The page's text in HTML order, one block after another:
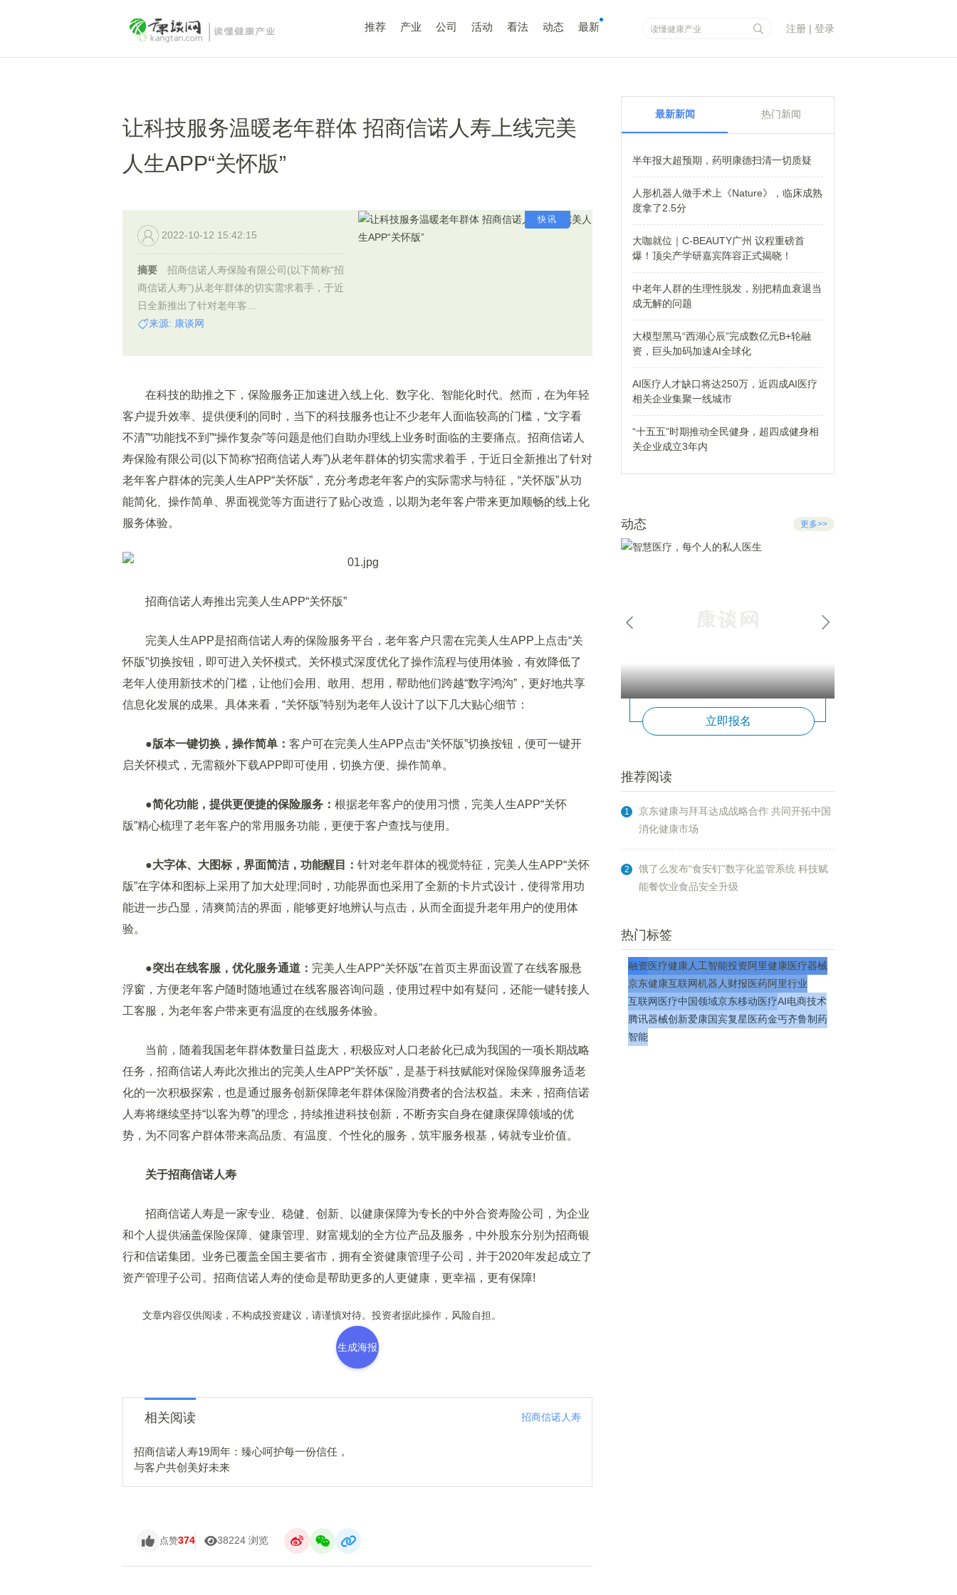
推荐 产业 公司 活动 看法 动态 最新 注册 | 登录
让科技服务温暖老年群体 招商信诺人寿上线完美
人生APP“关怀版”
快讯
2022-10-12 15:42:15
摘要
招商信诺人寿保险有限公司(以下简称“招
商信诺人寿”)从老年群体的切实需求着手，于近
日全新推出了针对老年客...
来源: 康谈网
在科技的助推之下，保险服务正加速进入线上化、数字化、智能化时代。然而，在为年轻
客户提升效率、提供便利的同时，当下的科技服务也让不少老年人面临较高的门槛，“文字看
不清”“功能找不到”“操作复杂”等问题是他们自助办理线上业务时面临的主要痛点。招商信诺人
寿保险有限公司(以下简称“招商信诺人寿”)从老年群体的切实需求着手，于近日全新推出了针对
老年客户群体的完美人生APP“关怀版”，充分考虑老年客户的实际需求与特征，“关怀版”从功
能简化、操作简单、界面视觉等方面进行了贴心改造，以期为老年客户带来更加顺畅的线上化
服务体验。
招商信诺人寿推出完美人生APP“关怀版”
完美人生APP是招商信诺人寿的保险服务平台，老年客户只需在完美人生APP上点击“关
怀版”切换按钮，即可进入关怀模式。关怀模式深度优化了操作流程与使用体验，有效降低了
老年人使用新技术的门槛，让他们会用、敢用、想用，帮助他们跨越“数字鸿沟”，更好地共享
信息化发展的成果。具体来看，“关怀版”特别为老年人设计了以下几大贴心细节：
●版本一键切换，操作简单： 客户可在完美人生APP点击“关怀版”切换按钮，便可一键开
启关怀模式，无需额外下载APP即可使用，切换方便、操作简单。
●简化功能，提供更便捷的保险服务： 根据老年客户的使用习惯，完美人生APP“关怀
版”精心梳理了老年客户的常用服务功能，更便于客户查找与使用。
●大字体、大图标，界面简洁，功能醒目： 针对老年群体的视觉特征，完美人生APP“关怀
版”在字体和图标上采用了加大处理;同时，功能界面也采用了全新的卡片式设计，使得常用功
能进一步凸显，清爽简洁的界面，能够更好地辨认与点击，从而全面提升老年用户的使用体
验。
●突出在线客服，优化服务通道： 完美人生APP“关怀版”在首页主界面设置了在线客服悬
浮窗，方便老年客户随时随地通过在线客服咨询问题，使用过程中如有疑问，还能一键转接人
工客服，为老年客户带来更有温度的在线服务体验。
当前，随着我国老年群体数量日益庞大，积极应对人口老龄化已成为我国的一项长期战略
任务，招商信诺人寿此次推出的完美人生APP“关怀版”，是基于科技赋能对保险保障服务适老
化的一次积极探索，也是通过服务创新保障老年群体保险消费者的合法权益。未来，招商信诺
人寿将继续坚持“以客为尊”的理念，持续推进科技创新，不断夯实自身在健康保障领域的优
势，为不同客户群体带来高品质、有温度、个性化的服务，筑牢服务根基，铸就专业价值。
关于招商信诺人寿
招商信诺人寿是一家专业、稳健、创新、以健康保障为专长的中外合资寿险公司，为企业
和个人提供涵盖保险保障、健康管理、财富规划的全方位产品及服务，中外股东分别为招商银
行和信诺集团。业务已覆盖全国主要省市，拥有全资健康管理子公司，并于2020年发起成立了
资产管理子公司。招商信诺人寿的使命是帮助更多的人更健康，更幸福，更有保障!
文章内容仅供阅读，不构成投资建议，请谨慎对待。投资者据此操作，风险自担。
生成海报
相关阅读 招商信诺人寿
招商信诺人寿19周年：臻心呵护每一份信任，
与客户共创美好未来
点赞374 38224 浏览
最新新闻 热门新闻
半年报大超预期，药明康德扫清一切质疑
人形机器人做手术上《Nature》，临床成熟
度拿了2.5分
大咖就位｜C-BEAUTY广州 议程重磅首
爆！顶尖产学研嘉宾阵容正式揭晓！
中老年人群的生理性脱发，别把精血衰退当
成无解的问题
大模型黑马“西湖心辰”完成数亿元B+轮融
资，巨头加码加速AI全球化
AI医疗人才缺口将达250万，近四成AI医疗
相关企业集聚一线城市
“十五五”时期推动全民健身，超四成健身相
关企业成立3年内
动态 更多>>
立即报名
推荐阅读
1
京东健康与拜耳达成战略合作 共同开拓中国
消化健康市场
2
饿了么发布“食安钉”数字化监管系统 科技赋
能餐饮业食品安全升级
热门标签
融资医疗健康人工智能投资阿里健康医疗器械
京东健康互联网机器人 财报医药阿里行业
互联网医疗中国领域京东移动医疗AI电商技术
腾讯器械创新爱康国宾复星医药金丐齐鲁制药
智能